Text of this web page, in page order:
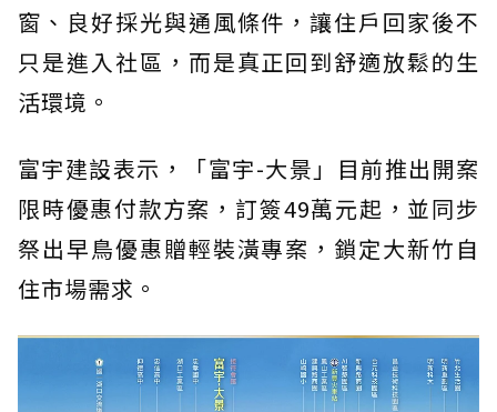
窗、良好採光與通風條件，讓住戶回家後不
只是進入社區，而是真正回到舒適放鬆的生
活環境。
富宇建設表示，「富宇-大景」目前推出開案
限時優惠付款方案，訂簽49萬元起，並同步
祭出早鳥優惠贈輕裝潢專案，鎖定大新竹自
住市場需求。